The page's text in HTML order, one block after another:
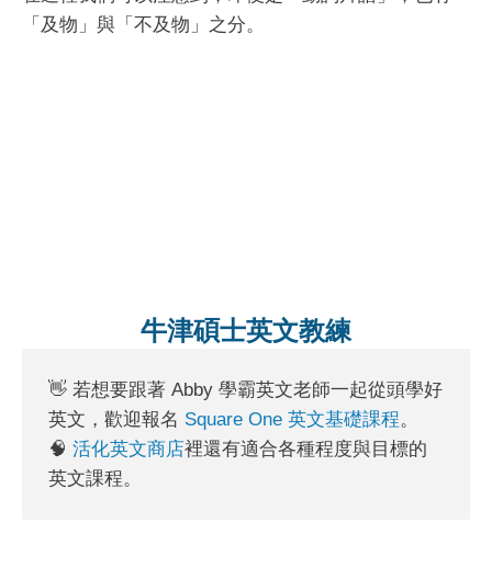
「及物」與「不及物」之分。
牛津碩士英文教練
👋 若想要跟著 Abby 學霸英文老師一起從頭學好
英文，歡迎報名 Square One 英文基礎課程。
🧠 活化英文商店裡還有適合各種程度與目標的
英文課程。